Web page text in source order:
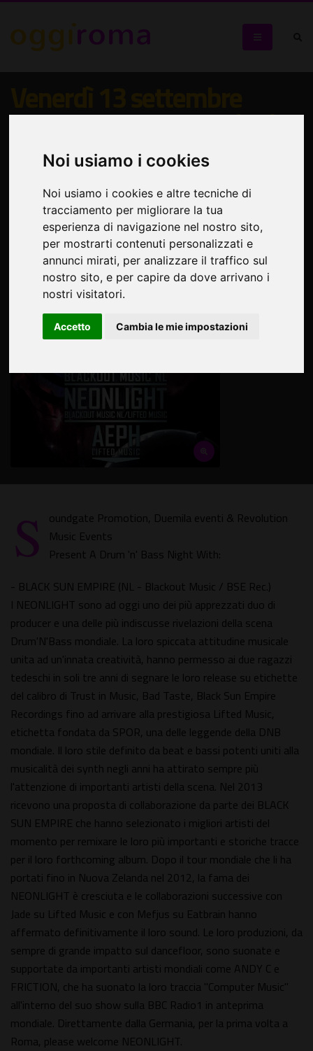
Noi usiamo i cookies
Noi usiamo i cookies e altre tecniche di
tracciamento per migliorare la tua
esperienza di navigazione nel nostro sito,
per mostrarti contenuti personalizzati e
annunci mirati, per analizzare il traffico sul
nostro sito, e per capire da dove arrivano i
nostri visitatori.
Accetto Cambia le mie impostazioni
BLACK SUN EMPIRE (NL) +
NEONLIGHT (DE) + AEPH
(IT) al Brancaleone
A Drum 'n' Bass Night With
S
oundgate Promotion, Duemila eventi & Revolution
Music Events
Present A Drum 'n' Bass Night With:
- BLACK SUN EMPIRE (NL - Blackout Music / BSE Rec.)
I NEONLIGHT sono ad oggi uno dei più apprezzati duo di
producer e una delle più indiscusse rivelazioni della scena
Drum'N'Bass mondiale. La loro spiccata attitudine musicale
unita ad un'innata creatività, hanno permesso ai due ragazzi
tedeschi in soli tre anni di segnare le loro release su etichette
del calibro di Trust in Music, Bad Taste, Black Sun Empire
Recordings fino ad arrivare alla prestigiosa Lifted Music,
etichetta fondata da SPOR, una delle leggende della DNB
mondiale. Il loro stile definito da beat e bassi potenti uniti alla
musicalità dei synth negli anni ha attirato sempre più
l'attenzione di importanti artisti della scena. Nel 2013
ricevono una proposta di collaborazione da parte dei BLACK
SUN EMPIRE che hanno selezionato i migliori artisti del
momento per remixare le loro più importanti e storiche tracce
per il loro forthcoming album. Dopo il tour mondiale che li ha
portati fino in Nuova Zelanda nel 2012, la fama dei
NEONLIGHT è cresciuta e le collaborazioni successive con
Jade su Lifted Music e con Mefjus su Eatbrain hanno
affermato definitivamente il loro sound. Le loro produzioni, da
sempre di grande impatto sul dancefloor, sono suonate e
supportate da importanti artisti mondiali come ANDY C e
FRICTION, che ha suonato la loro traccia "Computer Music"
all'interno del suo show sulla BBC Radio1 in anteprima
mondiale. Direttamente dalla Germania, per la prima volta a
Roma, please welcome NEONLIGHT.